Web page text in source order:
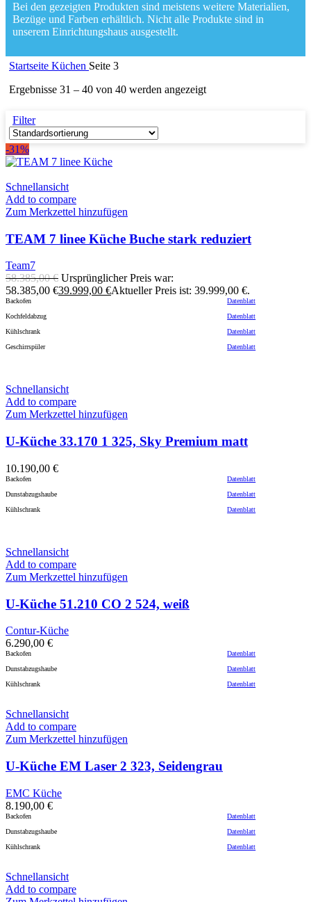
Bei den gezeigten Produkten sind meistens weitere Materialien,
Bezüge und Farben erhältlich. Nicht alle Produkte sind in
unserem Einrichtungshaus ausgestellt.
Startseite Küchen Seite 3
Ergebnisse 31 – 40 von 40 werden angezeigt
Filter
-31%
Schnellansicht
Add to compare
Zum Merkzettel hinzufügen
TEAM 7 linee Küche Buche stark reduziert
Team7
58.385,00€ Ursprünglicher Preis war:
58.385,00 €39.999,00 €Aktueller Preis ist: 39.999,00 €.
Backofen
Datenblatt
Kochfeldabzug
Datenblatt
Kühlschrank
Datenblatt
Geschirrspüler
Datenblatt
Schnellansicht
Add to compare
Zum Merkzettel hinzufügen
U-Küche 33.170 1 325, Sky Premium matt
10.190,00 €
Backofen
Datenblatt
Dunstabzugshaube
Datenblatt
Kühlschrank
Datenblatt
Schnellansicht
Add to compare
Zum Merkzettel hinzufügen
U-Küche 51.210 CO 2 524, weiß
Contur-Küche
6.290,00 €
Backofen
Datenblatt
Dunstabzugshaube
Datenblatt
Kühlschrank
Datenblatt
Schnellansicht
Add to compare
Zum Merkzettel hinzufügen
U-Küche EM Laser 2 323, Seidengrau
EMC Küche
8.190,00 €
Backofen
Datenblatt
Dunstabzugshaube
Datenblatt
Kühlschrank
Datenblatt
Schnellansicht
Add to compare